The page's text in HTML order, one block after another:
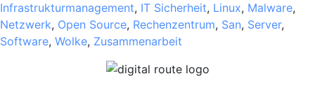
Infrastrukturmanagement, IT Sicherheit, Linux, Malware,
Netzwerk, Open Source, Rechenzentrum, San, Server,
Software, Wolke, Zusammenarbeit